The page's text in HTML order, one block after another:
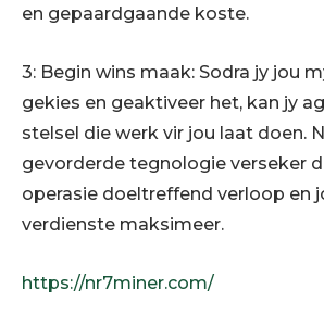
en gepaardgaande koste.
3: Begin wins maak: Sodra jy jou
gekies en geaktiveer het, kan jy
stelsel die werk vir jou laat doen.
gevorderde tegnologie verseker
operasie doeltreffend verloop en
verdienste maksimeer.
https://nr7miner.com/